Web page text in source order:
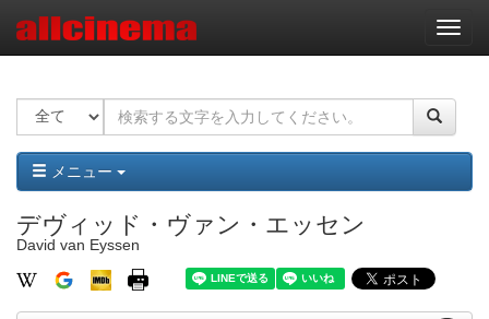
ナ
ビ
ー
ョ
ン
メニュー
デヴィッド・ヴァン・エッセン
David van Eyssen